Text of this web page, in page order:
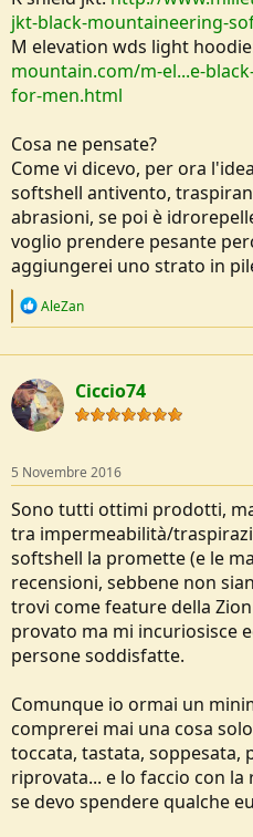
jkt-black-mountaineering-
M elevation wds light
mountain.com/m-el...e-
for-men.html
Cosa ne pensate?
Come vi dicevo, per ora
softshell antivento,
abrasioni, se poi è
voglio prendere pesante
aggiungerei uno strato in
R
c
t
i
o
n
AleZan
Ciccio74
5 Novembre 2016
Sono tutti ottimi prodotti,
tra impermeabilità/
softshell la promette (e le
recensioni, sebbene non
trovi come feature della
provato ma mi incuriosisce
persone soddisfatte.
Comunque io ormai un
comprerei mai una cosa
toccata, tastata, soppesata,
riprovata... e lo faccio con
se devo spendere qualche